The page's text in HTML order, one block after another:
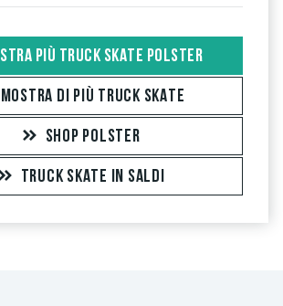
PIÙ TRUCK SKATE POLSTER
MOSTRA DI PIÙ TRUCK SKATE
SHOP POLSTER
TRUCK SKATE IN SALDI